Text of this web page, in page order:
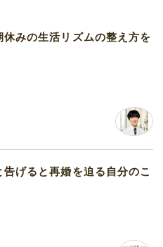
みの生活リズムの整え方を
げると再婚を迫る自分のこ